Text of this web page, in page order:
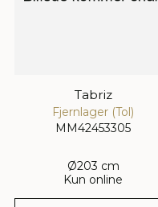
Tabriz
Fjernlager (Tol)
MM42453305
Ø203 cm
Kun online